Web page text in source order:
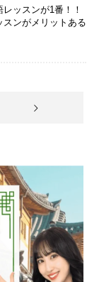
ッスンが1番！！
ンがメリットある